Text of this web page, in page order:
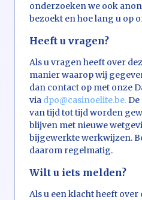
onderzoeken we ook
bezoekt en hoe lang u op
Heeft u vragen?
Als u vragen heeft over
manier waarop wij
dan contact op met onze
via dpo@casinoelite.be.
van tijd tot tijd worden
blijven met nieuwe
bijgewerkte werkwijzen.
daarom regelmatig.
Wilt u iets melden?
Als u een klacht heeft